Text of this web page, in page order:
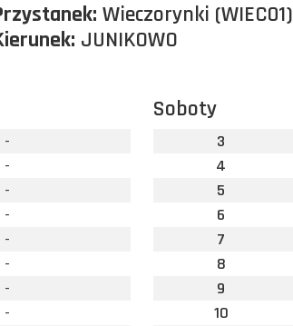
Wieczorynki (WIEC01)
JUNIKOWO
-
-
-
-
-
-
-
-
Soboty
3
4
5
6
7
8
9
10